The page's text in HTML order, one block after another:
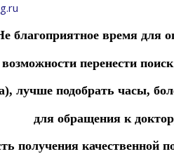
благоприятное время для
перенести
лучше подобрать часы,
для обращения к
получения